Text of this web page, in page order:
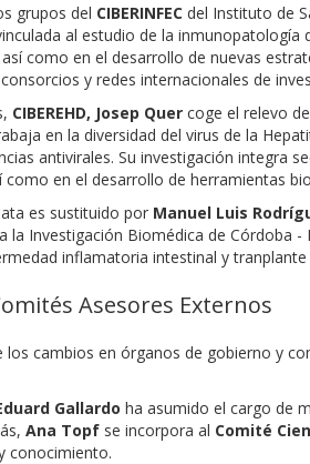
grupos del CIBERINFEC del Instituto de
al estudio de la inmunopatología
como en el desarrollo de nuevas
y redes internacionales de
CIBEREHD, Josep Quer coge el relevo
en la diversidad del virus de la
antivirales. Su investigación integra
como en el desarrollo de herramientas
es sustituido por Manuel Luis
la Investigación Biomédica de Córdoba -
inflamatoria intestinal y tranplante
Asesores Externos
cambios en órganos de gobierno y
Gallardo ha asumido el cargo de
Ana Topf se incorpora al Comité
conocimiento.